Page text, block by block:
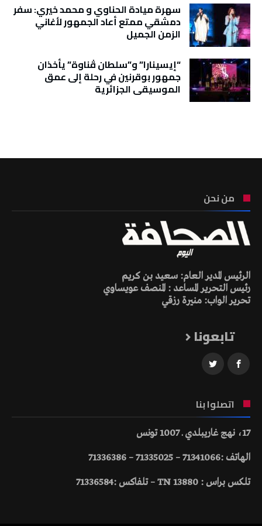
سهرة ميادة الحناوي و محمد خيري: سفر
دمشقي ممتع أعاد الجمهور لأغاني
الزمن الجميل
“إيسينارا” و”سلطان ڤناوة” يأخذان
جمهور بوقرنين في رحلة إلى عمق
الموسيقى الجزائرية
من نحن
الرئيس المدير العام: سعيد بن كريم
رئيس التحرير المساعد : المنصف عويساوي
تحرير الواب: منيرة رزقي
تابعونا
اتصلوا بنا
17، نهج غاريبلدي ـ 1007 تونس
الهاتف :71341066 – 71335025 – 71336386
تلكس براس : 13880 TN – تلفاكس :71336584